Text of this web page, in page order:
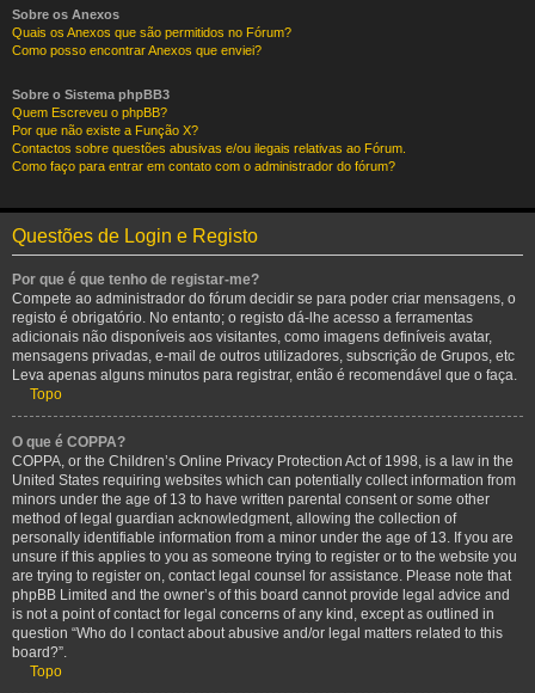
Sobre os Anexos
Quais os Anexos que são permitidos no Fórum?
Como posso encontrar Anexos que enviei?
Sobre o Sistema phpBB3
Quem Escreveu o phpBB?
Por que não existe a Função X?
Contactos sobre questões abusivas e/ou ilegais relativas ao Fórum.
Como faço para entrar em contato com o administrador do fórum?
Questões de Login e Registo
Por que é que tenho de registar-me?
Compete ao administrador do fórum decidir se para poder criar mensagens, o
registo é obrigatório. No entanto; o registo dá-lhe acesso a ferramentas
adicionais não disponíveis aos visitantes, como imagens definíveis avatar,
mensagens privadas, e-mail de outros utilizadores, subscrição de Grupos, etc
Leva apenas alguns minutos para registrar, então é recomendável que o faça.
Topo
O que é COPPA?
COPPA, or the Children’s Online Privacy Protection Act of 1998, is a law in the
United States requiring websites which can potentially collect information from
minors under the age of 13 to have written parental consent or some other
method of legal guardian acknowledgment, allowing the collection of
personally identifiable information from a minor under the age of 13. If you are
unsure if this applies to you as someone trying to register or to the website you
are trying to register on, contact legal counsel for assistance. Please note that
phpBB Limited and the owner’s of this board cannot provide legal advice and
is not a point of contact for legal concerns of any kind, except as outlined in
question “Who do I contact about abusive and/or legal matters related to this
board?”.
Topo